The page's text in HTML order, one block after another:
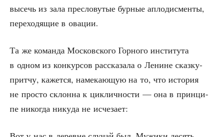
высечь из зала пре­сло­ву­тые бур­ные апло­дис­мен­ты,
пере­хо­дя­щие в овации.
Та же коман­да Мос­ков­ско­го Гор­но­го инсти­ту­та
в одном из кон­кур­сов рас­ска­за­ла о Ленине сказ­ку-
прит­чу, кажет­ся, наме­ка­ю­щую на то, что исто­рия
не про­сто склон­на к цик­лич­но­сти — она в прин­ци­
пе нико­гда нику­да не исчезает: